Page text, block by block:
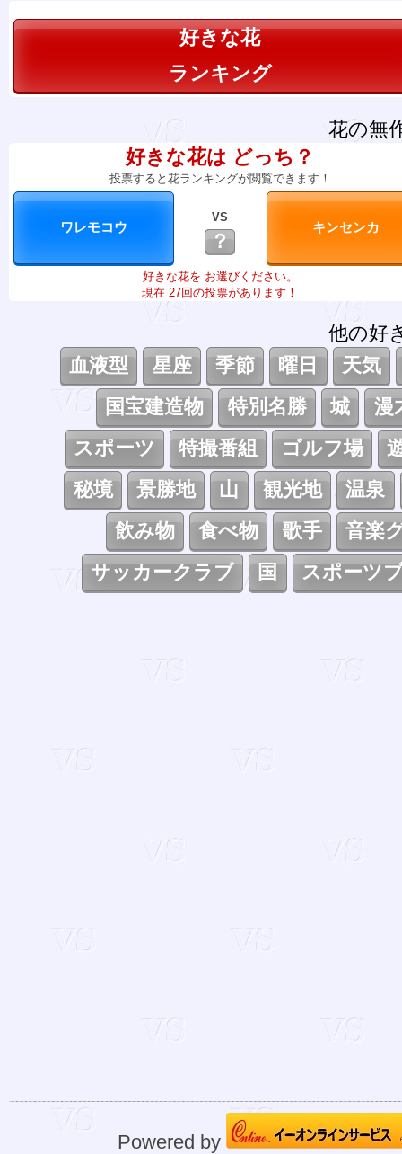
好きな花
ランキング
花の無
好きな花は どっち？
投票すると花ランキングが閲覧できます！
VS
？
好きな花を お選びください。
現在 27回の投票があります！
他の好
血液型
星座 季節 曜日
天気
国宝建造物
特別名勝 城
漫
スポーツ
特撮番組 ゴルフ場
秘境
景勝地 山 観光地
温泉
飲み物
食べ物 歌手
音楽
サッカークラブ
国 スポーツ
Powered by